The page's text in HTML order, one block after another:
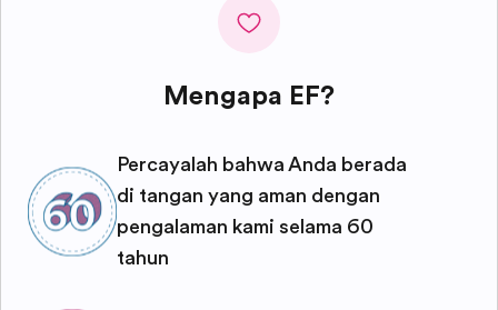
Mengapa EF?
Percayalah bahwa Anda berada
di tangan yang aman dengan
pengalaman kami selama 60
tahun